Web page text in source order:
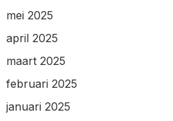
mei 2025
april 2025
maart 2025
februari 2025
januari 2025